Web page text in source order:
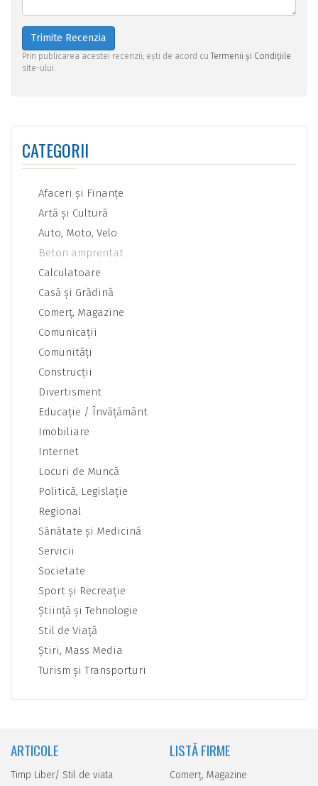
Trimite Recenzia
Prin publicarea acestei recenzii, ești de acord cuTermenii și Condițiile
site-ului.
CATEGORII
Afaceri şi Finanţe
Artă şi Cultură
Auto, Moto, Velo
Beton amprentat
Calculatoare
Casă şi Grădină
Comerţ, Magazine
Comunicaţii
Comunităţi
Construcţii
Divertisment
Educaţie / Învăţământ
Imobiliare
Internet
Locuri de Muncă
Politică, Legislaţie
Regional
Sănătate şi Medicină
Servicii
Societate
Sport şi Recreaţie
Ştiinţă şi Tehnologie
Stil de Viaţă
Ştiri, Mass Media
Turism şi Transporturi
ARTICOLE
Timp Liber/ Stil de viata
LISTĂ FIRME
Comerţ, Magazine